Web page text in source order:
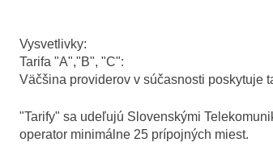
Vysvetlivky:
Tarifa "A","B", "C":
Väčšina providerov v súčasnosti poskytuje
"Tarify" sa udeľujú Slovenskými
operator minimálne 25 prípojných miest.